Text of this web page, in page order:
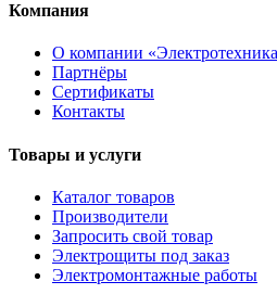
Компания
О компании
Партнёры
Сертификаты
Контакты
Товары и услуги
Каталог товаров
Производители
Запросить свой товар
Электрощиты под заказ
Электромонтажные работы